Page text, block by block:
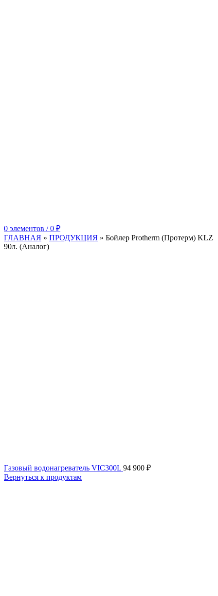
0 элементов / 0 ₽
ГЛАВНАЯ » ПРОДУКЦИЯ » Бойлер Protherm (Протерм) KLZ
90л. (Аналог)
Газовый водонагреватель VIC300L 94 900 ₽
Вернуться к продуктам